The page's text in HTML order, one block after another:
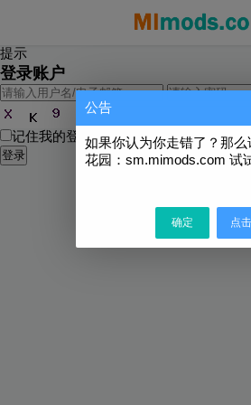
提示
登录账户
记住我的登录状态 忘记密码?
登录
公告
如果你认为你走错了？那
花园：sm.mimods.com 试
确定 点